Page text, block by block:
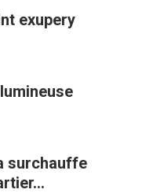
exupery
surchauffe